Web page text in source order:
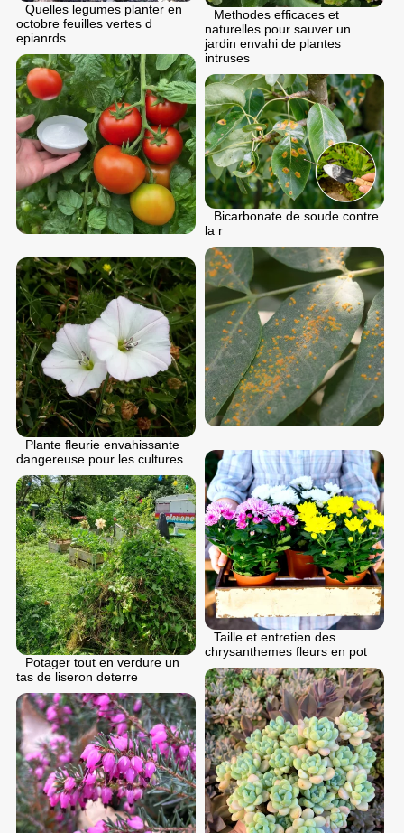
Methodes efficaces et
naturelles pour sauver un
jardin envahi de plantes
intruses
Quelles legumes planter en
octobre feuilles vertes d
epianrds
Bicarbonate de soude contre
la r
Plante fleurie envahissante
dangereuse pour les cultures
Taille et entretien des
chrysanthemes fleurs en pot
Potager tout en verdure un
tas de liseron deterre